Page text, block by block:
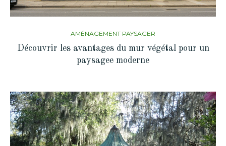
AMÉNAGEMENT PAYSAGER
Découvrir les avantages du mur végétal pour un
paysagee moderne